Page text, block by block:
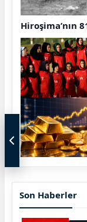
Hiroşima’nın
Son Haberler